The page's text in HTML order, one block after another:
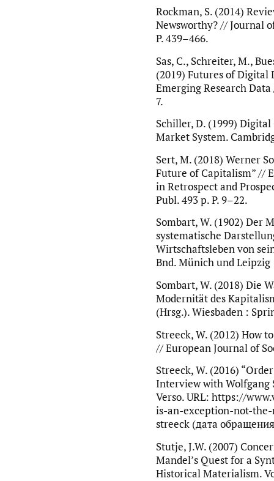
Rockman, S. (2014)
Newsworthy? // Journal
P. 439–466.
Sas, C., Schreiter, M.,
(2019) Futures of Digital
Emerging Research
7.
Schiller, D. (1999)
Market System.
Sert, M. (2018) Werner
Future of Capitalism” //
in Retrospect and
Publ. 493 p. P. 9–22.
Sombart, W. (1902) Der
systematische
Wirtschaftsleben von
Bnd. Münich und
Sombart, W. (2018) Die
Modernität des
(Hrsg.). Wiesbaden :
Streeck, W. (2012) How
// European Journal of
Streeck, W. (2016)
Interview with Wolfgang
Verso. URL: https://
is-an-exception-not-
streeck (дата
Stutje, J.W. (2007)
Mandel’s Quest for a
Historical Materialism.